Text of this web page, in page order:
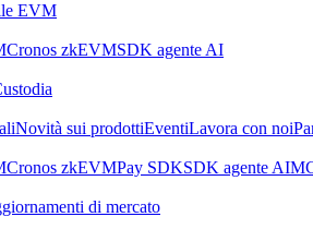
EVM
Cronos zkEVMSDK agente AI
Novità sui prodottiEventiLavora con noi
Cronos zkEVMPay SDKSDK agente AI
di mercato